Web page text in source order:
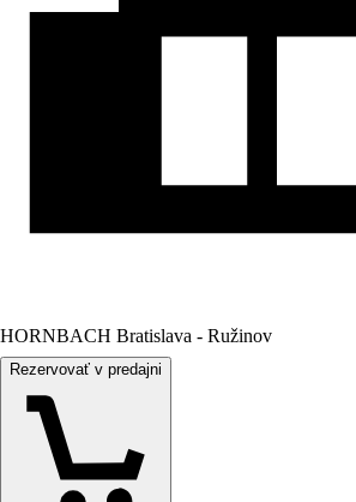
HORNBACH Bratislava - Ružinov
Rezervovať v predajni